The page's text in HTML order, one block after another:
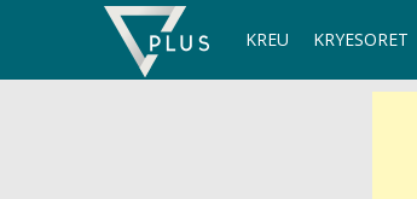
KREU KRYESORET